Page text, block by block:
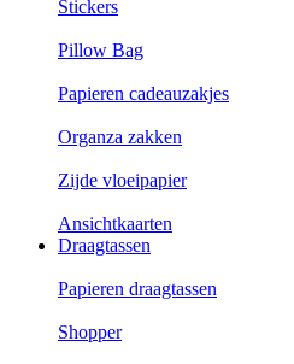
Stickers
Pillow Bag
Papieren cadeauzakjes
Organza zakken
Zijde vloeipapier
Ansichtkaarten
Draagtassen
Papieren draagtassen
Shopper